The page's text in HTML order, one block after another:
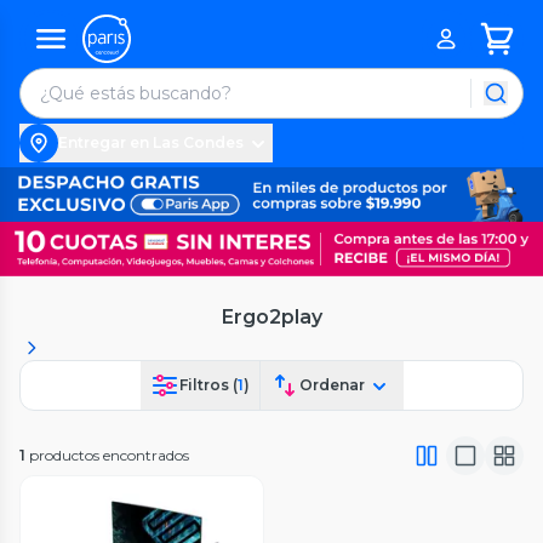
Ergo2play
Filtros (1) Ordenar
1 productos encontrados